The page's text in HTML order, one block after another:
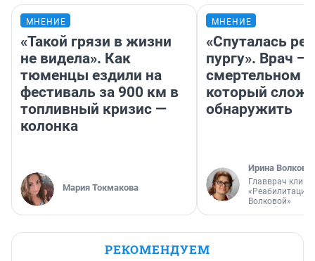
МНЕНИЕ
«Такой грязи в жизни
не видела». Как
тюменцы ездили на
фестиваль за 900 км в
топливный кризис —
колонка
Мария Токмакова
МНЕНИЕ
«Спуталась
пургу». Врач —
смертельном
который
обнаружить
Ирина Волкова
Главврач
«Реабилитация
Волковой»
РЕКОМЕНДУЕМ